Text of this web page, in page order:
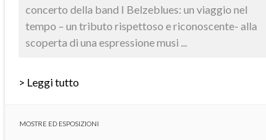
concerto della band I Belzeblues: un viaggio nel
tempo – un tributo rispettoso e riconoscente- alla
scoperta di una espressione musi ...
> Leggi tutto
MOSTRE ED ESPOSIZIONI